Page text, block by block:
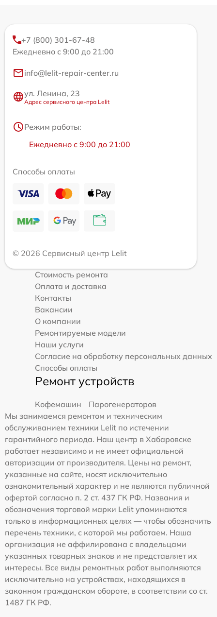
+7 (800) 301-67-48
Ежедневно с 9:00 до 21:00
info@lelit-repair-center.ru
ул. Ленина, 23
Адрес сервисного центра Lelit
Режим работы:
Ежедневно с 9:00 до 21:00
Способы оплаты
© 2026 Сервисный центр Lelit
Стоимость ремонта
Оплата и доставка
Контакты
Вакансии
О компании
Ремонтируемые модели
Наши услуги
Согласие на обработку персональных данных
Способы оплаты
Ремонт устройств
Кофемашин
Парогенераторов
Мы занимаемся ремонтом и техническим
обслуживанием техники Lelit по истечении
гарантийного периода. Наш центр в Хабаровске
работает независимо и не имеет официальной
авторизации от производителя. Цены на ремонт,
указанные на сайте, носят исключительно
ознакомительный характер и не являются публичной
офертой согласно п. 2 ст. 437 ГК РФ. Названия и
обозначения торговой марки Lelit упоминаются
только в информационных целях — чтобы обозначить
перечень техники, с которой мы работаем. Наша
организация не аффилирована с владельцами
указанных товарных знаков и не представляет их
интересы. Все виды ремонтных работ выполняются
исключительно на устройствах, находящихся в
законном гражданском обороте, в соответствии со ст.
1487 ГК РФ.